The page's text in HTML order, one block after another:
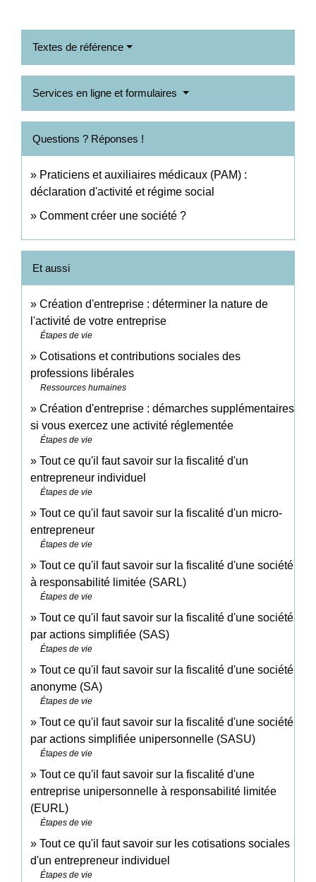
Textes de référence
Services en ligne et formulaires
Questions ? Réponses !
Praticiens et auxiliaires médicaux (PAM) :
déclaration d'activité et régime social
Comment créer une société ?
Et aussi
Création d'entreprise : déterminer la nature de
l'activité de votre entreprise
Étapes de vie
Cotisations et contributions sociales des
professions libérales
Ressources humaines
Création d'entreprise : démarches supplémentaires
si vous exercez une activité réglementée
Étapes de vie
Tout ce qu'il faut savoir sur la fiscalité d'un
entrepreneur individuel
Étapes de vie
Tout ce qu'il faut savoir sur la fiscalité d'un micro-
entrepreneur
Étapes de vie
Tout ce qu'il faut savoir sur la fiscalité d'une société
à responsabilité limitée (SARL)
Étapes de vie
Tout ce qu'il faut savoir sur la fiscalité d'une société
par actions simplifiée (SAS)
Étapes de vie
Tout ce qu'il faut savoir sur la fiscalité d'une société
anonyme (SA)
Étapes de vie
Tout ce qu'il faut savoir sur la fiscalité d'une société
par actions simplifiée unipersonnelle (SASU)
Étapes de vie
Tout ce qu'il faut savoir sur la fiscalité d'une
entreprise unipersonnelle à responsabilité limitée
(EURL)
Étapes de vie
Tout ce qu'il faut savoir sur les cotisations sociales
d'un entrepreneur individuel
Étapes de vie